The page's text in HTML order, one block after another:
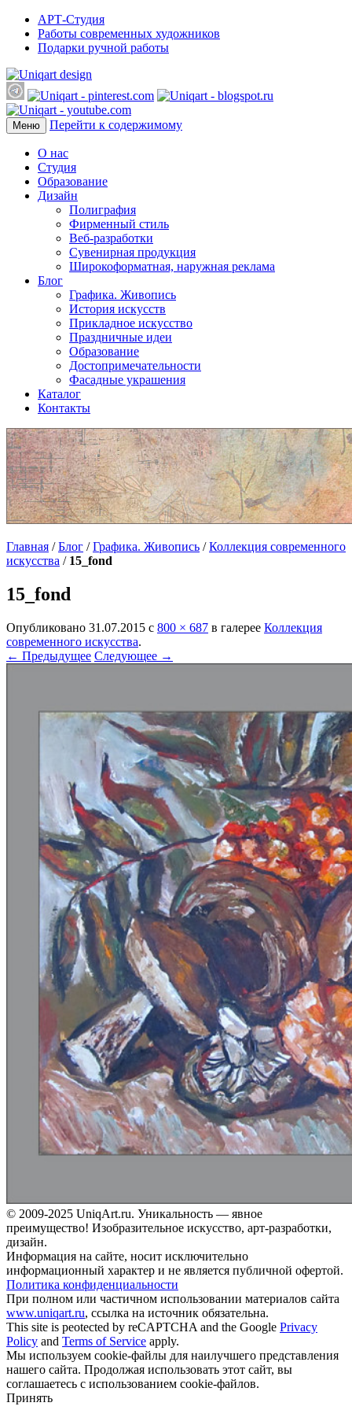
АРТ-Студия
Работы современных художников
Подарки ручной работы
Меню Перейти к содержимому
О нас
Студия
Образование
Дизайн
Полиграфия
Фирменный стиль
Веб-разработки
Сувенирная продукция
Широкоформатная, наружная реклама
Блог
Графика. Живопись
История искусств
Прикладное искусство
Праздничные идеи
Образование
Достопримечательности
Фасадные украшения
Каталог
Контакты
Главная /Блог /Графика. Живопись /Коллекция современного
искусства / 15_fond
15_fond
Опубликовано 31.07.2015 с 800 × 687 в галерее Коллекция
современного искусства.
← Предыдущее Следующее →
© 2009-2025 UniqАrt.ru. Уникальность — явное
преимущество! Изобразительное искусство, арт-разработки,
дизайн.
Информация на сайте, носит исключительно
информационный характер и не является публичной офертой.
Политика конфиденциальности
При полном или частичном использовании материалов сайта
www.uniqart.ru, ссылка на источник обязательна.
This site is peotected by reCAPTCHA and the Google Privacy
Policy and Terms of Service apply.
Мы используем cookie-файлы для наилучшего представления
нашего сайта. Продолжая использовать этот сайт, вы
соглашаетесь с использованием cookie-файлов.
Принять